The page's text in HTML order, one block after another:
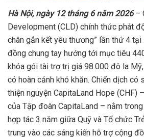
Hà Nội, ngày 12 tháng 6 năm 2026–
Development (CLD) chính thức phát
chân gắn kết yêu thương” lần thứ 4
đồng chung tay hướng tới mục tiêu
khóa gói tài trợ trị giá 98.000 đô la
có hoàn cảnh khó khăn. Chiến dịch có
thiện nguyện CapitaLand Hope (CHF)
của Tập đoàn CapitaLand – nằm
hợp tác 3 năm giữa Quỹ và Tổ chức
trung vào các sáng kiến hỗ trợ cộng